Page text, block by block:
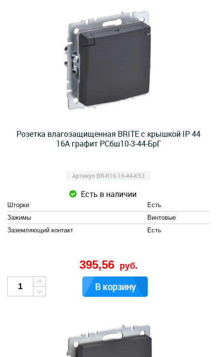
Розетка влагозащищенная BRITE с крышкой IP 44
16А графит РСбш10-3-44-БрГ
Артикул BR-R16-16-44-K53
Есть в наличии
Шторки
Есть
Зажимы
Винтовые
Заземляющий контакт
Есть
395,56 руб.
В корзину